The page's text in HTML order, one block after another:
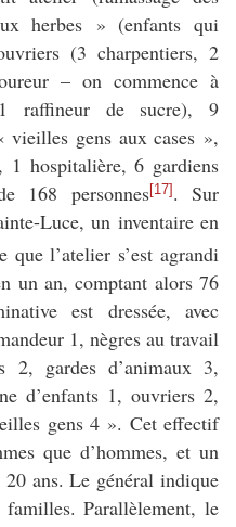
herbes » (enfants qui
(3 charpentiers, 2
– on commence à
raffineur de sucre), 9
vieilles gens aux cases »,
hospitalière, 6 gardiens
168 personnes[17] . Sur
Luce, un inventaire en
l’atelier s’est agrandi
un an, comptant alors 76
est dressée, avec
1, nègres au travail
2, gardes d’animaux 3,
d’enfants 1, ouvriers 2,
gens 4 ». Cet effectif
que d’hommes, et un
ans. Le général indique
familles. Parallèlement, le